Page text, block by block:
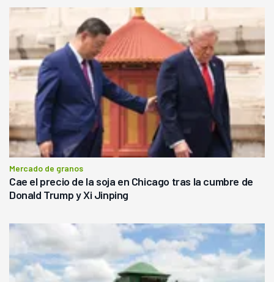
Mercado de granos
Cae el precio de la soja en Chicago tras la cumbre de
Donald Trump y Xi Jinping